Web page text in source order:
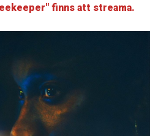
finns att streama.